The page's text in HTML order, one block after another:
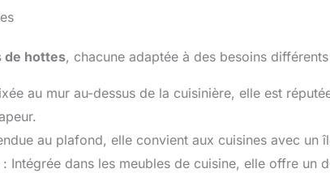
de hottes, chacune adaptée à des besoins
au mur au-dessus de la cuisinière, elle est
au plafond, elle convient aux cuisines avec un
: Intégrée dans les meubles de cuisine, elle offre un